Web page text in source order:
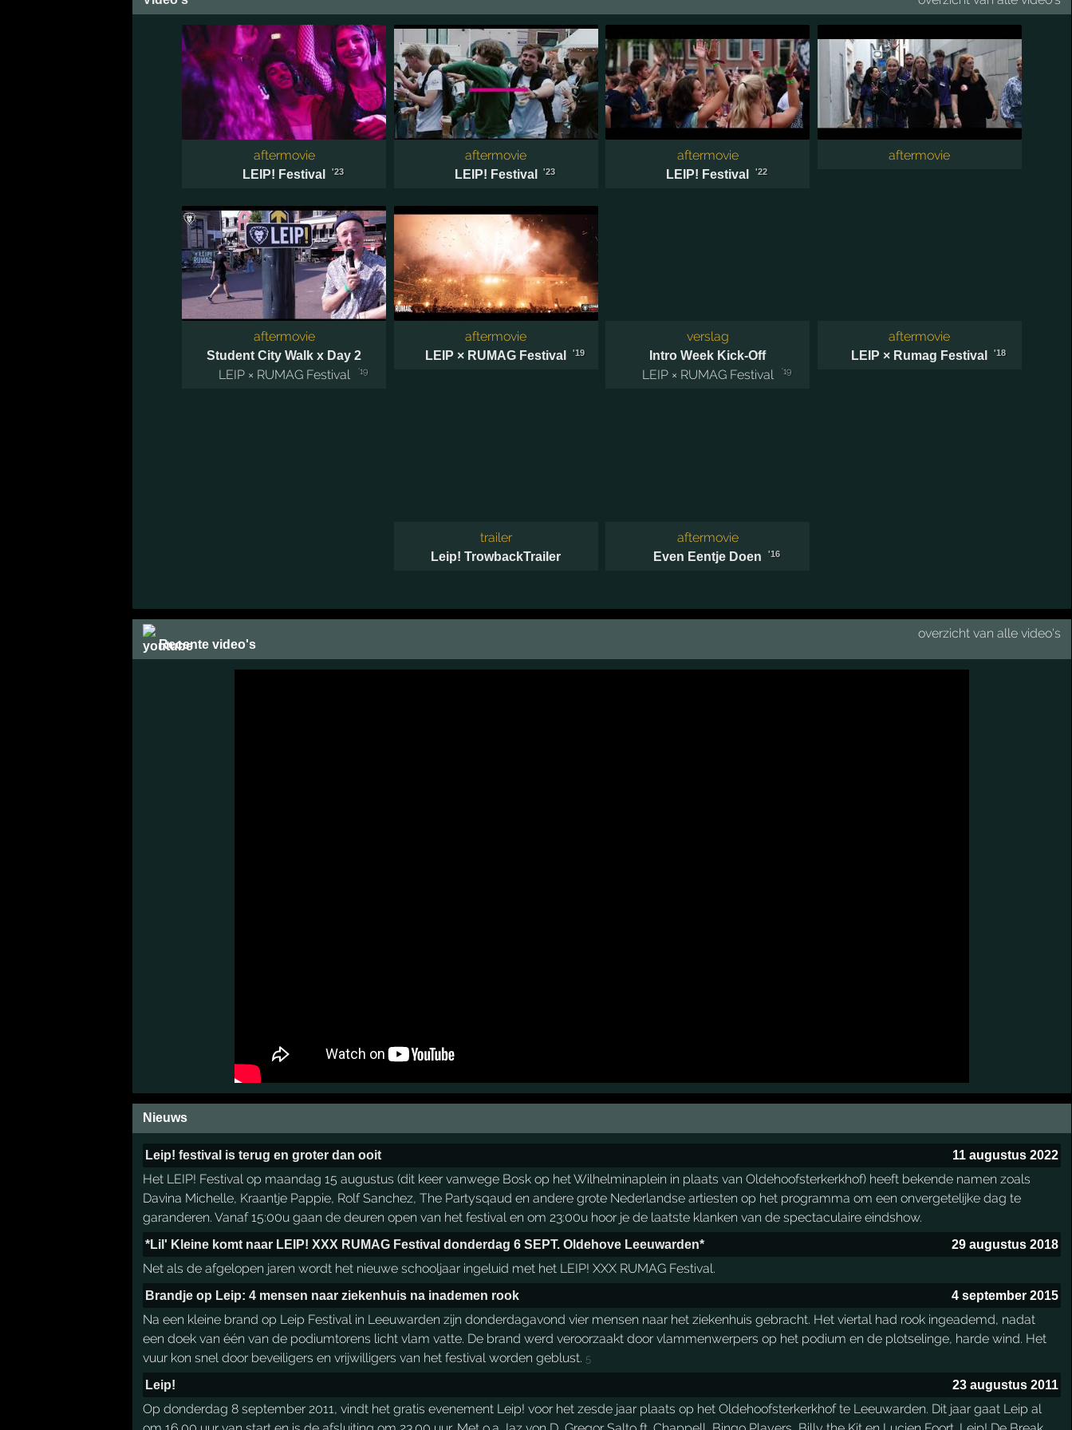
aftermovie
LEIP! Festival '23
aftermovie
LEIP! Festival '23
aftermovie
LEIP! Festival '22
aftermovie
aftermovie
Student City Walk x Day 2
LEIP × RUMAG Festival '19
aftermovie
LEIP × RUMAG Festival '19
verslag
Intro Week Kick-Off
LEIP × RUMAG Festival '19
aftermovie
LEIP × Rumag Festival '18
trailer
Leip! TrowbackTrailer
aftermovie
Even Eentje Doen '16
Recente video's
overzicht van alle video's
Nieuws
Leip! festival is terug en groter dan ooit 11 augustus 2022
Het LEIP! Festival op maandag 15 augustus (dit keer vanwege Bosk op het Wilhelminaplein in plaats van Oldehoofsterkerkhof) heeft bekende namen zoals
Davina Michelle, Kraantje Pappie, Rolf Sanchez, The Partysqaud en andere grote Nederlandse artiesten op het programma om een onvergetelijke dag te
garanderen. Vanaf 15:00u gaan de deuren open van het festival en om 23:00u hoor je de laatste klanken van de spectaculaire eindshow.
*Lil' Kleine komt naar LEIP! XXX RUMAG Festival donderdag 6 SEPT. Oldehove Leeuwarden* 29 augustus 2018
Net als de afgelopen jaren wordt het nieuwe schooljaar ingeluid met het LEIP! XXX RUMAG Festival.
Brandje op Leip: 4 mensen naar ziekenhuis na inademen rook 4 september 2015
Na een kleine brand op Leip Festival in Leeuwarden zijn donderdagavond vier mensen naar het ziekenhuis gebracht. Het viertal had rook ingeademd, nadat
een doek van één van de podiumtorens licht vlam vatte. De brand werd veroorzaakt door vlammenwerpers op het podium en de plotselinge, harde wind. Het
vuur kon snel door beveiligers en vrijwilligers van het festival worden geblust. 5
Leip! 23 augustus 2011
Op donderdag 8 september 2011, vindt het gratis evenement Leip! voor het zesde jaar plaats op het Oldehoofsterkerkhof te Leeuwarden. Dit jaar gaat Leip al